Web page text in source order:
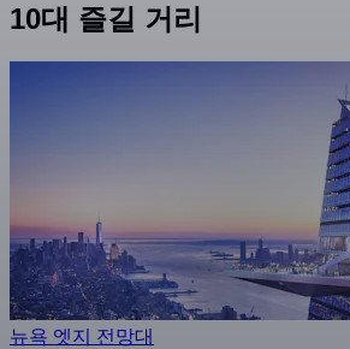
10대 즐길 거리
뉴욕 엣지 전망대